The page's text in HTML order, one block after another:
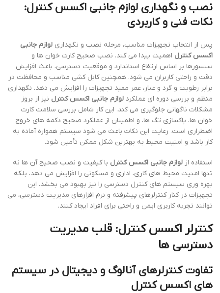
نصب و نگهداری لوازم جانبی اکسس کنترل:
نکات فنی و کاربردی
پس از انتخاب تجهیزات مناسب، مرحله نصب و نگهداری لوازم جانبی
اکسس کنترل اهمیت پیدا می کند. نصب صحیح کارت خوان ها و
سنسورها بر اساس ارتفاع استاندارد و موقعیت دسترسی، باعث افزایش
دقت و راحتی کاربران می شود. همچنین کابل کشی مناسب و محافظت در
برابر رطوبت و گرد و غبار، عمر مفید تجهیزات را افزایش می دهد. نگهداری
منظم و بررسی دوره ای عملکرد لوازم جانبی اکسس کنترل نیز از بروز
مشکلات ناگهانی جلوگیری می کند. این کار شامل بررسی سلامت کارت
خوان ها، پاکسازی تگ ها، و اطمینان از عملکرد صحیح دکمه های خروج
اضطراری است. رعایت این نکات باعث می شود سیستم همواره آماده به
کار باشد و امنیت محیط به بهترین شکل ممکن تأمین شود.
استفاده از لوازم جانبی اکسس کنترل با کیفیت و نصب صحیح آن ها نه
تنها امنیت محیط های کاری، اداری و مسکونی را افزایش می دهد، بلکه
بهره وری سیستم های کنترل دسترسی را نیز بهبود می بخشد. این
تجهیزات در کنار کنترلرهای پیشرفته و نرم افزارهای مدیریت دسترسی، می
توانند تجربه کاربری ایمن و راحتی برای افراد ایجاد کنند.
کنترلر اکسس کنترل: قلب مدیریت
دسترسی ها
تفاوت کنترلرهای آنالوگ و دیجیتال در سیستم
های اکسس کنترل